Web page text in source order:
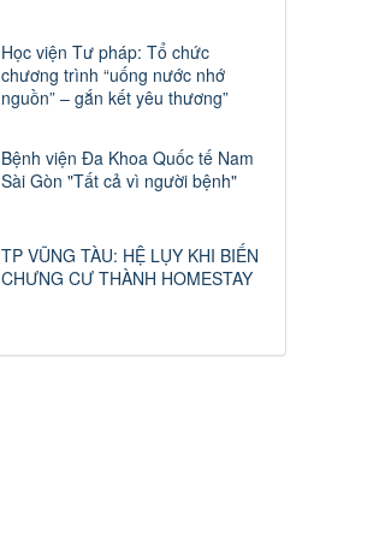
Học viện Tư pháp: Tổ chức
chương trình “uống nước nhớ
nguồn” – gắn kết yêu thương”
Bệnh viện Đa Khoa Quốc tế Nam
Sài Gòn "Tất cả vì người bệnh"
TP VŨNG TÀU: HỆ LỤY KHI BIẾN
CHƯNG CƯ THÀNH HOMESTAY